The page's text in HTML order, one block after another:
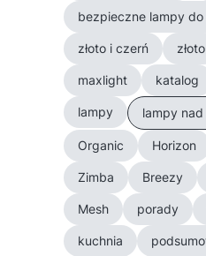
bezpieczne lampy do
złoto i czerń złoto
maxlight katalog
lampy lampy nad
Organic Horizon
Zimba Breezy
Mesh porady
kuchnia